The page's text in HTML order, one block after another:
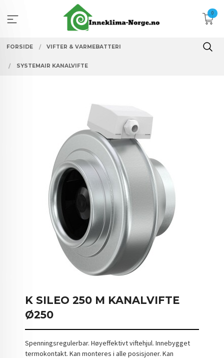
innholdet
0
FORSIDE VIFTER & VARMEBATTERI
SYSTEMAIR KANALVIFTE
K SILEO 250 M KANALVIFTE
Ø250
Spenningsregulerbar. Høyeffektivt viftehjul. Innebygget
termokontakt. Kan monteres i alle posisjoner. Kan